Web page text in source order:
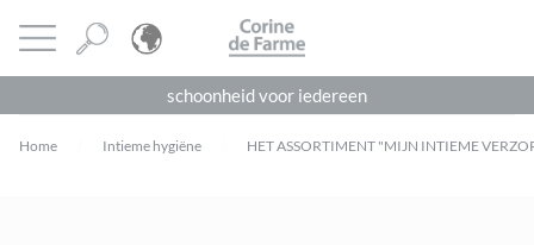
Menu openen CORINE DE FARME
schoonheid voor iedereen
Home Intieme hygiëne HET ASSORTIMENT "MIJN INTIEME